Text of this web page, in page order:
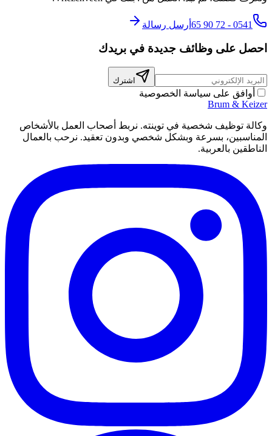
0541 - 72 90 65 أرسل رسالة
احصل على وظائف جديدة في بريدك
اشترك
أوافق على سياسة الخصوصية
Brum & Keizer
وكالة توظيف شخصية في توينته. نربط أصحاب العمل بالأشخاص
المناسبين، بسرعة وبشكل شخصي وبدون تعقيد. نرحب بالعمال
الناطقين بالعربية.